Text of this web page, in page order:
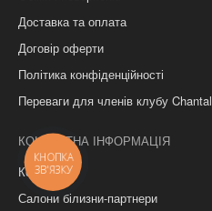
Доставка та оплата
Договір оферти
Політика конфіденційності
Переваги для членів клубу Chantal
КОНТАКТНА ІНФОРМАЦІЯ
Контакти
Салони білизни-партнери
КНОПКА
ЗВ'ЯЗКУ